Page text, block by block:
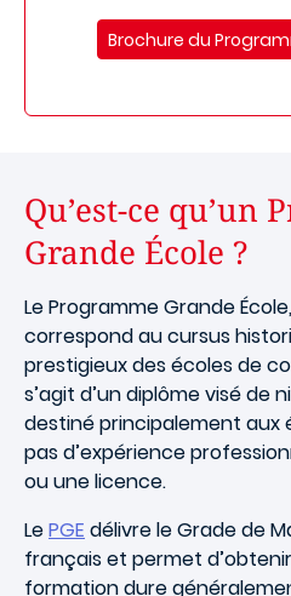
Brochure du
Qu’est-ce qu’un
Grande École ?
Le Programme Grande
correspond au cursus
prestigieux des écoles de
s’agit d’un diplôme visé de
destiné principalement
pas d’expérience
ou une licence.
LePGE délivre le Grade de
français et permet d’obtenir
formation dure